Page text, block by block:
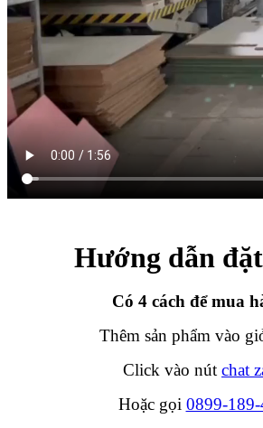
Hướng dẫn
Có 4 cách để mua
Thêm sản phẩm vào
Click vào nút chat
Hoặc gọi 0899-